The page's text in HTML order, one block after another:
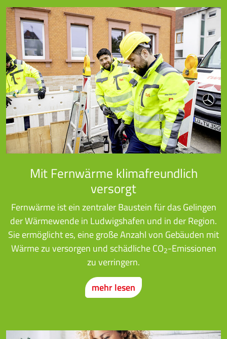
Mit Fernwärme klimafreundlich
versorgt
Fernwärme ist ein zentraler Baustein für das Gelingen
der Wärmewende in Ludwigshafen und in der Region.
Sie ermöglicht es, eine große Anzahl von Gebäuden mit
Wärme zu versorgen und schädliche CO2-Emissionen
zu verringern.
mehr lesen